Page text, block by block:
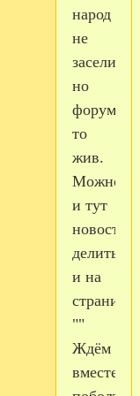
народ
не
но
форум-
то
жив.
Можно
и тут
делиться,
и на
""
Ждём
вместе